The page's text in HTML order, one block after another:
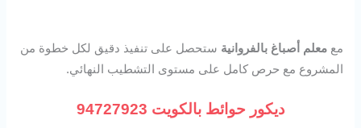
معمعلم أصباغ بالفروانية ستحصل على تنفيذ دقيق لكل خطوة من
المشروع مع حرص كامل على مستوى التشطيب النهائي.
ديكور حوائط بالكويت 94727923